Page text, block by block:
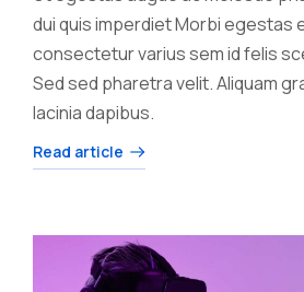
dui quis imperdiet Morbi egestas
consectetur varius sem id felis
Sed sed pharetra velit. Aliquam
lacinia dapibus.
Read article